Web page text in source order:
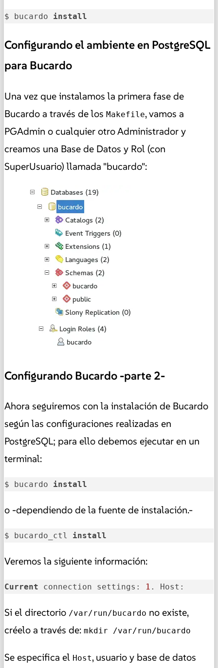
$ bucardo install
Configurando el ambiente en PostgreSQL
para Bucardo
Una vez que instalamos la primera fase de
Bucardo a través de los Makefile, vamos a
PGAdmin o cualquier otro Administrador y
creamos una Base de Datos y Rol (con
SuperUsuario) llamada "bucardo":
Configurando Bucardo -parte 2-
Ahora seguiremos con la instalación de Bucardo
según las configuraciones realizadas en
PostgreSQL; para ello debemos ejecutar en un
terminal:
$ bucardo install
o -dependiendo de la fuente de instalación.-
$ bucardo_ctl install
Veremos la siguiente información:
Current connection settings: 1 . Host:
Si el directorio /var/run/bucardo no existe,
créelo a través de: mkdir /var/run/bucardo
Se especifica el Host, usuario y base de datos